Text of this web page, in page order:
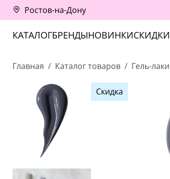
Ростов-на-Дону
КАТАЛОГБРЕНДЫНОВИНКИСКИДКИ
Главная Каталог товаров Гель-лаки
Скидка